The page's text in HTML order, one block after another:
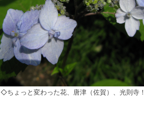
◇ちょっと変わった花、唐津（佐賀）、光則寺！